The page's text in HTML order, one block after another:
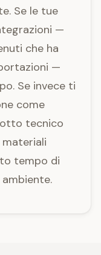
Se le tue
—
che ha
—
Se invece ti
come
tecnico
tempo di